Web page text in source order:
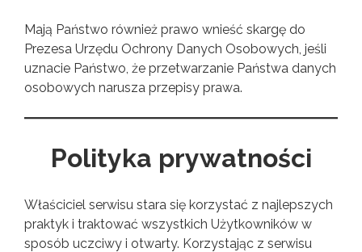
Mają Państwo również prawo wnieść skargę do
Prezesa Urzędu Ochrony Danych Osobowych, jeśli
uznacie Państwo, że przetwarzanie Państwa danych
osobowych narusza przepisy prawa.
Polityka prywatności
Właściciel serwisu stara się korzystać z najlepszych
praktyk i traktować wszystkich Użytkowników w
sposób uczciwy i otwarty. Korzystając z serwisu